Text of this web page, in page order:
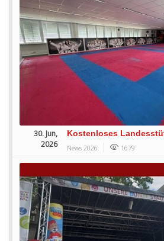
30. Jun,
2026
Kostenloses
News 2026 1679